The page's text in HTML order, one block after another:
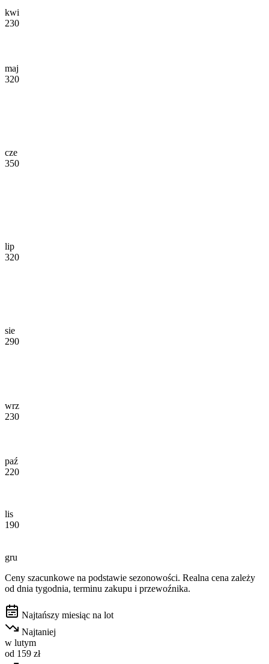
kwi
230
maj
320
cze
350
lip
320
sie
290
wrz
230
paź
220
lis
190
gru
Ceny szacunkowe na podstawie sezonowości. Realna cena zależy
od dnia tygodnia, terminu zakupu i przewoźnika.
Najtańszy miesiąc na lot
Najtaniej
w lutym
od 159 zł